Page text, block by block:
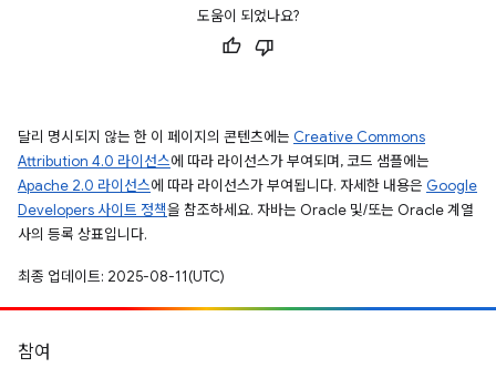
도움이 되었나요?
달리 명시되지 않는 한 이 페이지의 콘텐츠에는 Creative Commons
Attribution 4.0 라이선스에 따라 라이선스가 부여되며, 코드 샘플에는
Apache 2.0 라이선스에 따라 라이선스가 부여됩니다. 자세한 내용은 Google
Developers 사이트 정책을 참조하세요. 자바는 Oracle 및/또는 Oracle 계열
사의 등록 상표입니다.
최종 업데이트: 2025-08-11(UTC)
참여